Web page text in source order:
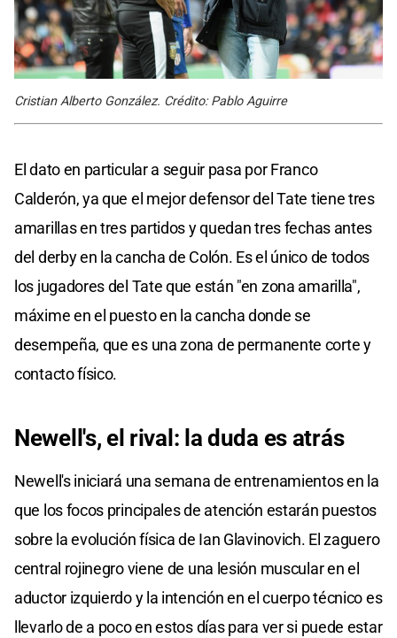
Cristian Alberto González. Crédito: Pablo Aguirre
El dato en particular a seguir pasa por Franco
Calderón, ya que el mejor defensor del Tate tiene tres
amarillas en tres partidos y quedan tres fechas antes
del derby en la cancha de Colón. Es el único de todos
los jugadores del Tate que están "en zona amarilla",
máxime en el puesto en la cancha donde se
desempeña, que es una zona de permanente corte y
contacto físico.
Newell's, el rival: la duda es atrás
Newell's iniciará una semana de entrenamientos en la
que los focos principales de atención estarán puestos
sobre la evolución física de Ian Glavinovich. El zaguero
central rojinegro viene de una lesión muscular en el
aductor izquierdo y la intención en el cuerpo técnico es
llevarlo de a poco en estos días para ver si puede estar